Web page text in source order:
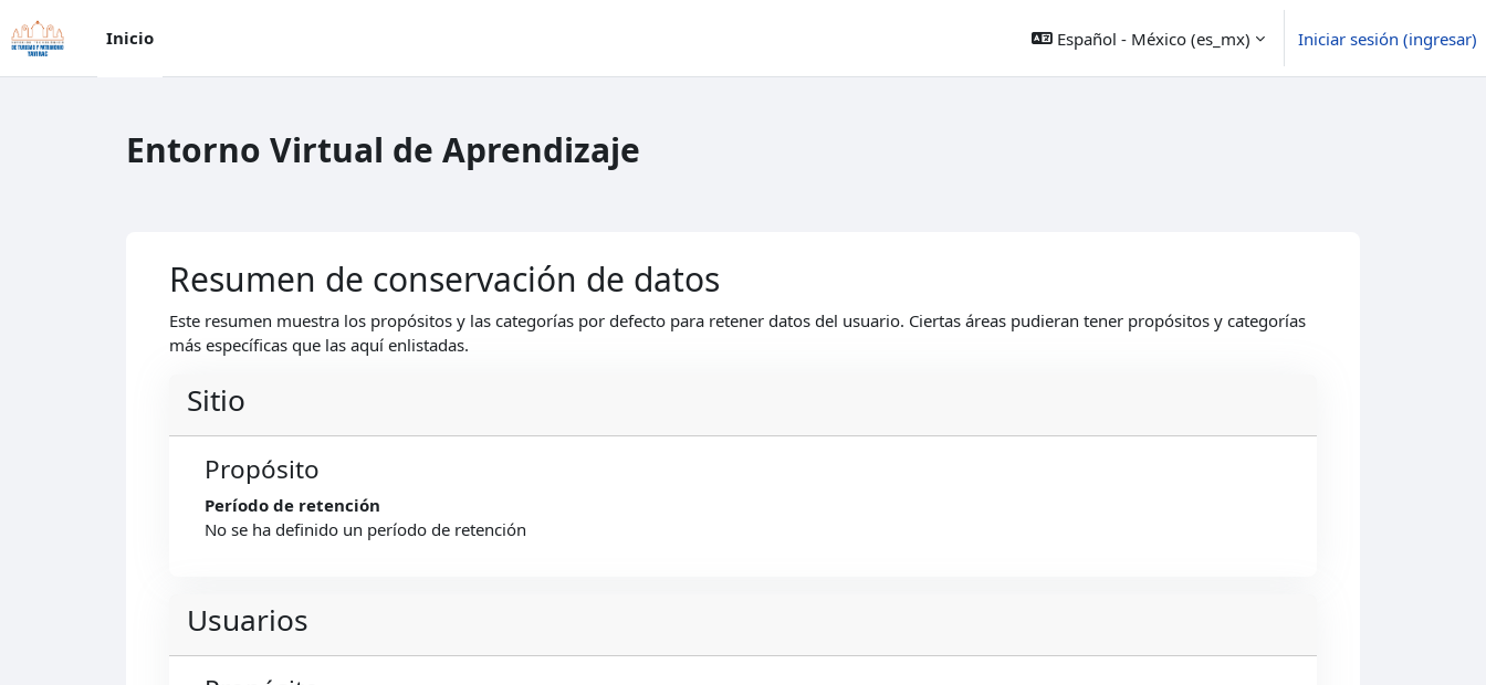
Inicio
Español - México ‎(es_mx)‎ Iniciar sesión (ingresar)
Entorno Virtual de Aprendizaje
Resumen de conservación de datos
Este resumen muestra los propósitos y las categorías por defecto para retener datos del usuario. Ciertas áreas pudieran tener propósitos y categorías
más específicas que las aquí enlistadas.
Sitio
Propósito
Período de retención
No se ha definido un período de retención
Usuarios